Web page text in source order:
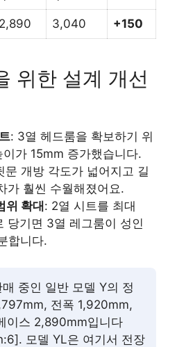
2,890 3,040 +150
위한 설계 개선
: 3열 헤드룸을 확보하기 위
가 15mm 증가했습니다.
문 개방 각도가 넓어지고 길
가 훨씬 수월해졌어요.
위 확대 : 2열 시트를 최대
당기면 3열 레그룸이 성인
합니다.
중인 일반 모델 Y의 정
전폭 1,920mm,
이스 2,890mm입니다
모델 YL은 여기서 전장